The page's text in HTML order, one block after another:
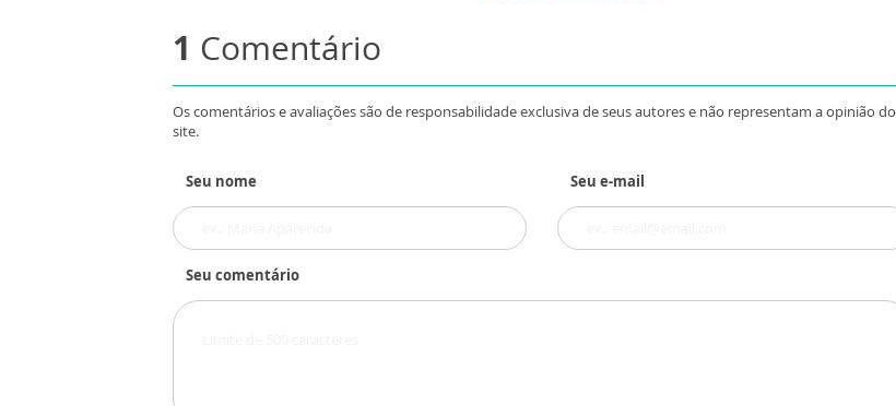
1 Comentário
Os comentários e avaliações são de responsabilidade exclusiva de seus autores e não representam a opinião do
site.
Seu nome Seu e-mail
Seu comentário